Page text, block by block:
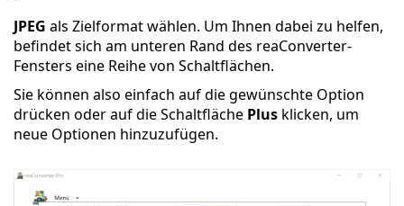
JPEG als Zielformat wählen. Um Ihnen dabei zu helfen,
befindet sich am unteren Rand des reaConverter-
Fensters eine Reihe von Schaltflächen.
Sie können also einfach auf die gewünschte Option
drücken oder auf die Schaltfläche Plus klicken, um
neue Optionen hinzuzufügen.